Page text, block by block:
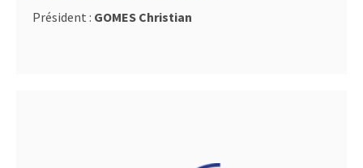
Président : GOMES Christian